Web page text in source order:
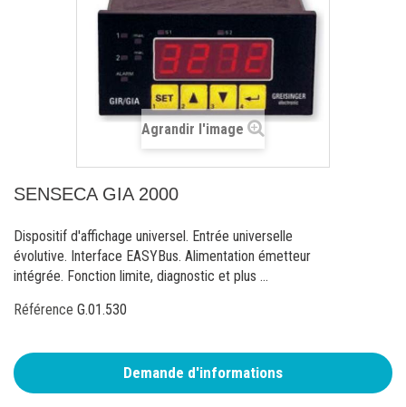
Agrandir l'image
SENSECA GIA 2000
Dispositif d'affichage universel. Entrée universelle
évolutive. Interface EASYBus. Alimentation émetteur
intégrée. Fonction limite, diagnostic et plus ...
Référence G.01.530
Demande d'informations